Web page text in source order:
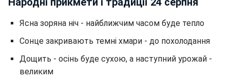
Ясна зоряна ніч - найближчим часом буде тепло
Сонце закривають темні хмари - до похолодання
Дощить - осінь буде сухою, а наступний урожай -
великим